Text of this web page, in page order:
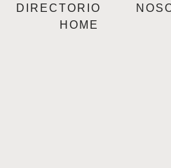
DIRECTORIO
HOME